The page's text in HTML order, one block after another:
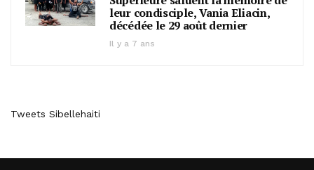
leur condisciple, Vania Eliacin,
décédée le 29 août dernier
Il y a 7 ans
Tweets Sibellehaiti